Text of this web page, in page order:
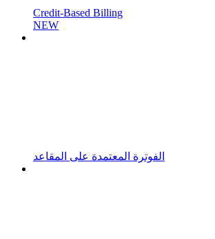
Credit-Based Billing
NEW
الفوترة المعتمدة على المقاعد